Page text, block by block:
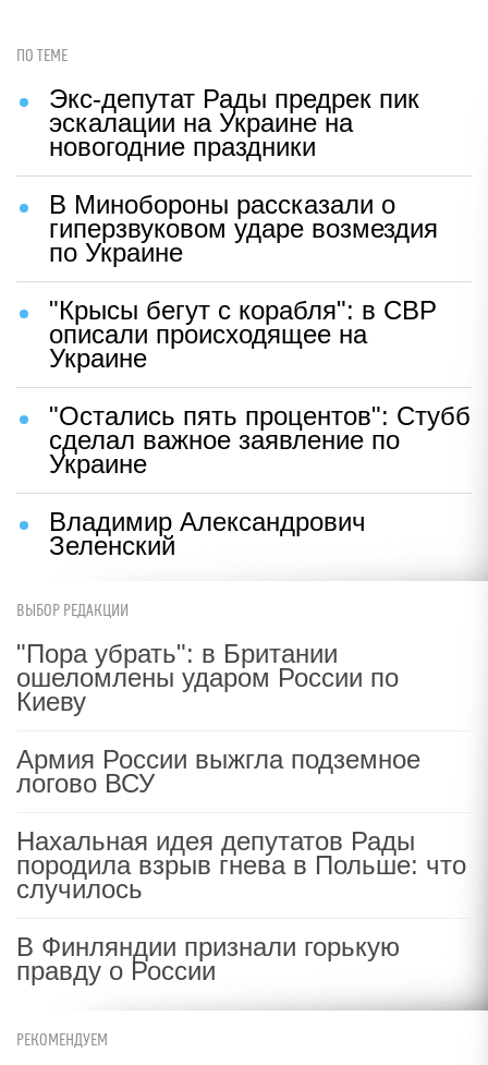
ПО ТЕМЕ
Экс-депутат Рады предрек пик
эскалации на Украине на
новогодние праздники
В Минобороны рассказали о
гиперзвуковом ударе возмездия
по Украине
"Крысы бегут с корабля": в СВР
описали происходящее на
Украине
"Остались пять процентов": Стубб
сделал важное заявление по
Украине
Владимир Александрович
Зеленский
ВЫБОР РЕДАКЦИИ
"Пора убрать": в Британии
ошеломлены ударом России по
Киеву
Армия России выжгла подземное
логово ВСУ
Нахальная идея депутатов Рады
породила взрыв гнева в Польше: что
случилось
В Финляндии признали горькую
правду о России
РЕКОМЕНДУЕМ